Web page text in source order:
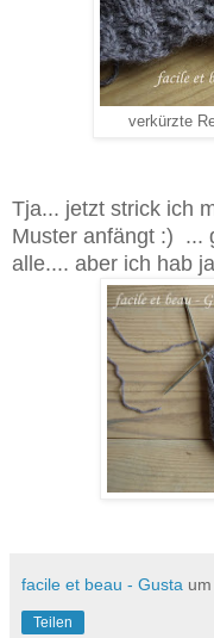
verkürzte
Tja... jetzt strick ich
Muster anfängt :) ...
alle.... aber ich hab
facile et beau - Gusta um
Teilen